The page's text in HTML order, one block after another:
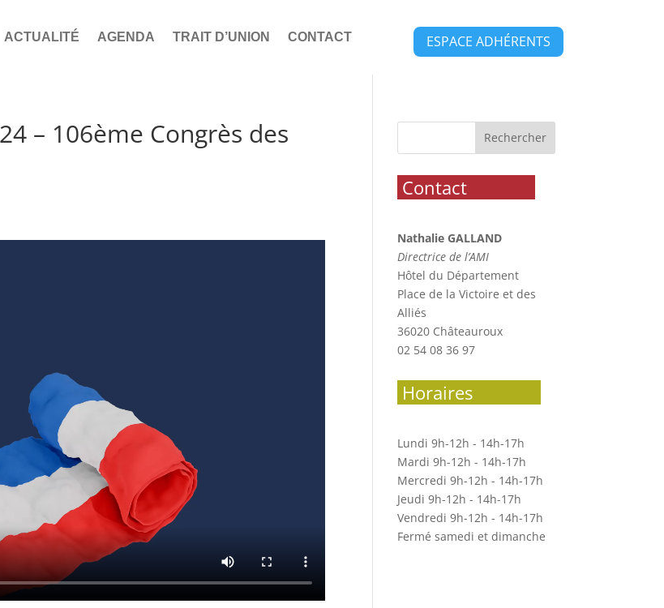
ACTUALITÉ AGENDA TRAIT D’UNION CONTACT ESPACE ADHÉRENTS
– 106ème Congrès des Rechercher
Contact
Nathalie GALLAND
Directrice de l’AMI
Hôtel du Département
Place de la Victoire et des
Alliés
36020 Châteauroux
02 54 08 36 97
Horaires
Lundi 9h-12h - 14h-17h
Mardi 9h-12h - 14h-17h
Mercredi 9h-12h - 14h-17h
Jeudi 9h-12h - 14h-17h
Vendredi 9h-12h - 14h-17h
Fermé samedi et dimanche